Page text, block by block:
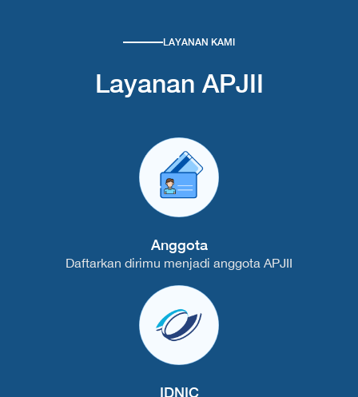
LAYANAN KAMI
Layanan APJII
Anggota
Daftarkan dirimu menjadi anggota APJII
IDNIC